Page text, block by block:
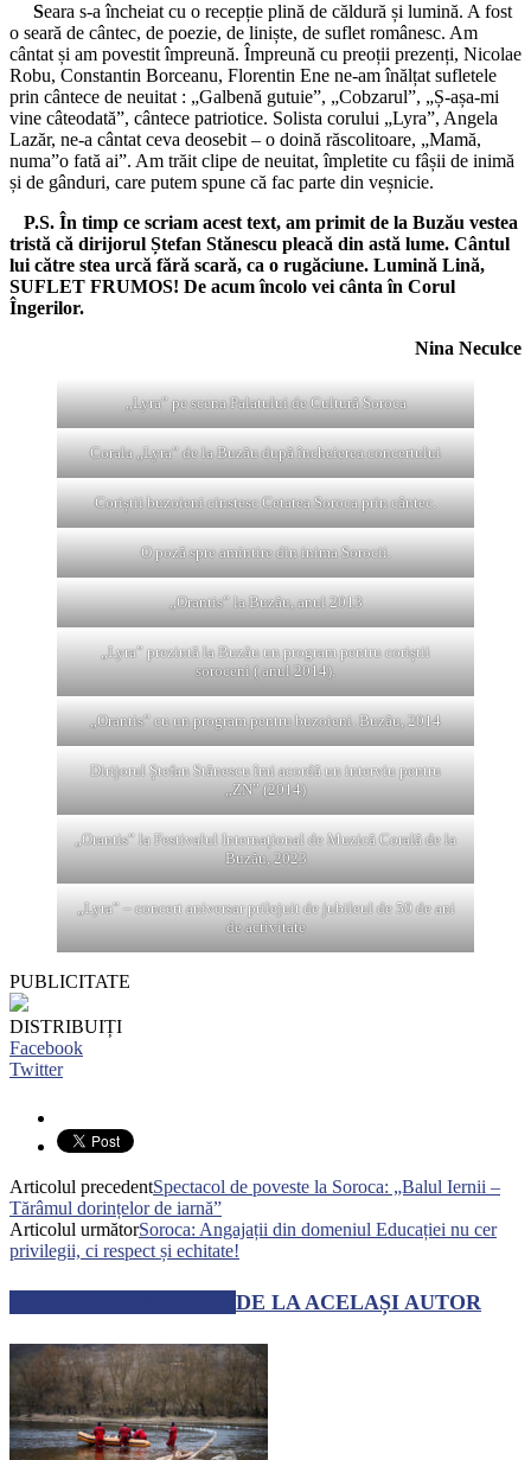
Seara s-a încheiat cu o recepție plină de căldură și lumină. A fost
o seară de cântec, de poezie, de liniște, de suflet românesc. Am
cântat și am povestit împreună. Împreună cu preoții prezenți, Nicolae
Robu, Constantin Borceanu, Florentin Ene ne-am înălțat sufletele
prin cântece de neuitat : „Galbenă gutuie”, „Cobzarul”, „Ș-așa-mi
vine câteodată”, cântece patriotice. Solista corului „Lyra”, Angela
Lazăr, ne-a cântat ceva deosebit – o doină răscolitoare, „Mamă,
numa”o fată ai”. Am trăit clipe de neuitat, împletite cu fâșii de inimă
și de gânduri, care putem spune că fac parte din veșnicie.
P.S. În timp ce scriam acest text, am primit de la Buzău vestea
tristă că dirijorul Ștefan Stănescu pleacă din astă lume. Cântul
lui către stea urcă fără scară, ca o rugăciune. Lumină Lină,
SUFLET FRUMOS! De acum încolo vei cânta în Corul
Îngerilor.
Nina Neculce
„Lyra” pe scena Palatului de Cultură Soroca
Corala „Lyra” de la Buzău după încheierea concertului
Coriștii buzoieni cinstesc Cetatea Soroca prin cântec.
O poză spre amintire din inima Sorocii.
„Orantis” la Buzău, anul 2013
„Lyra” prezintă la Buzău un program pentru coriștii
soroceni ( anul 2014).
„Orantis” cu un program pentru buzoieni. Buzău, 2014
Dirijorul Ștefan Stănescu îmi acordă un interviu pentru
„ZN” (2014)
„Orantis” la Festivalul Internațional de Muzică Corală de la
Buzău, 2023
„Lyra” – concert aniversar prilejuit de jubileul de 50 de ani
de activitate
PUBLICITATE
DISTRIBUIȚI
Facebook
Twitter
Articolul precedentSpectacol de poveste la Soroca: „Balul Iernii –
Tărâmul dorințelor de iarnă”
Articolul următorSoroca: Angajații din domeniul Educației nu cer
privilegii, ci respect și echitate!
DE LA ACELAȘI AUTOR